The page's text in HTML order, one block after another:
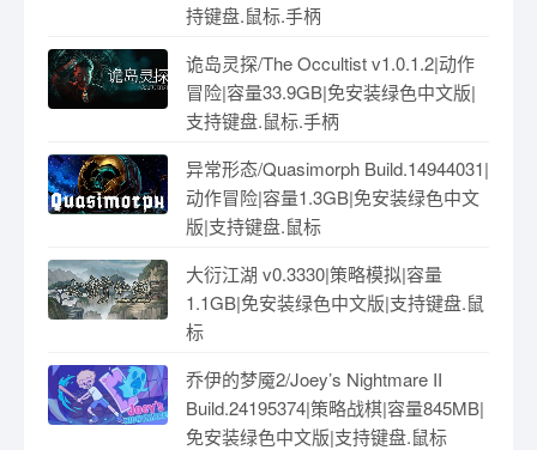
持键盘.鼠标.手柄
诡岛灵探/The Occultist v1.0.1.2|动作
冒险|容量33.9GB|免安装绿色中文版|
支持键盘.鼠标.手柄
异常形态/Quasimorph Build.14944031|
动作冒险|容量1.3GB|免安装绿色中文
版|支持键盘.鼠标
大衍江湖 v0.3330|策略模拟|容量
1.1GB|免安装绿色中文版|支持键盘.鼠
标
乔伊的梦魇2/Joey’s Nightmare II
Build.24195374|策略战棋|容量845MB|
免安装绿色中文版|支持键盘.鼠标